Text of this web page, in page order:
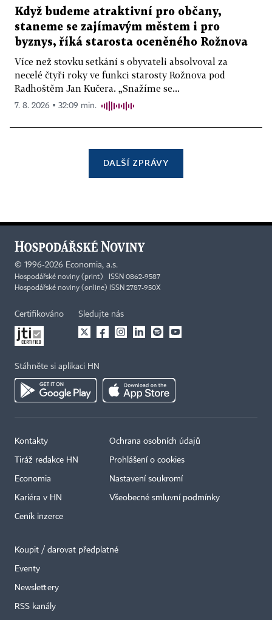
Když budeme atraktivní pro občany,
staneme se zajímavým městem i pro
byznys, říká starosta oceněného Rožnova
Více než stovku setkání s obyvateli absolvoval za
necelé čtyři roky ve funkci starosty Rožnova pod
Radhoštěm Jan Kučera. „Snažíme se...
7. 8. 2026 ▪ 32:09 min.
DALŠÍ ZPRÁVY
© 1996-2026 Economia, a.s.
Hospodářské noviny (print) ISSN 0862-9587
Hospodářské noviny (online) ISSN 2787-950X
Certifikováno Sledujte nás
Stáhněte si aplikaci HN
Kontakty
Tiráž redakce HN
Economia
Kariéra v HN
Ceník inzerce
Ochrana osobních údajů
Prohlášení o cookies
Nastavení soukromí
Všeobecné smluvní podmínky
Koupit / darovat předplatné
Eventy
Newslettery
RSS kanály